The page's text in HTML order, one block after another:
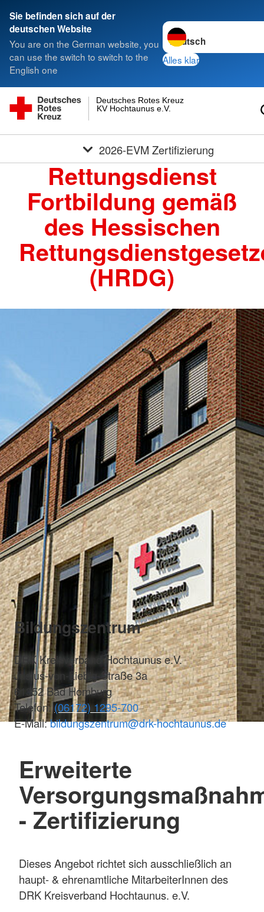
Sie befinden sich auf der
deutschen Website
You are on the German website, you
can use the switch to switch to the
English one
Sprache wechseln zu
Alles klar
KV Hochtaunus e.V.
Deutsches Rotes Kreuz
2026-EVM Zertifizierung
Rettungsdienst
Fortbildung gemäß
des Hessischen
(HRDG)
Bildungszentrum
DRK Kreisverband Hochtaunus e.V.
Justus-von-Liebig-Straße 3a
61352 Bad Homburg
Telefon:(06172) 1295-700
E-Mail:bildungszentrum@drk-hochtaunus.de
Erweiterte
- Zertifizierung
Dieses Angebot richtet sich ausschließlich an
haupt- & ehrenamtliche MitarbeiterInnen des
DRK Kreisverband Hochtaunus. e.V.